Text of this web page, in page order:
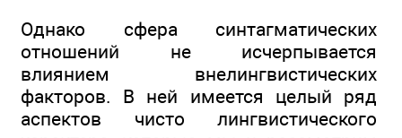
Однако сфера синтагматических
отношений не исчерпывается
влиянием внелингвистических
факторов. В ней имеется целый ряд
аспектов чисто лингвистического